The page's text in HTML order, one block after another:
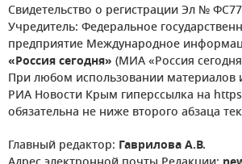
Свидетельство о регистрации Эл №
Учредитель: Федеральное
предприятие Международное
«Россия сегодня» (МИА «Россия
При любом использовании материалов
РИА Новости Крым гиперссылка на
обязательна не ниже второго абзаца
Главный редактор: Гаврилова А.В.